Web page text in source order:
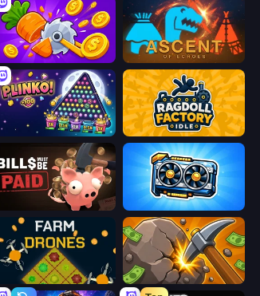
Farm Ring Idle Ascent of Echoes
PLINKO! Ragdoll Factory Idle
Bills Must Be Paid GPU Tycoon Sim
Farm Drones Mine Clicker